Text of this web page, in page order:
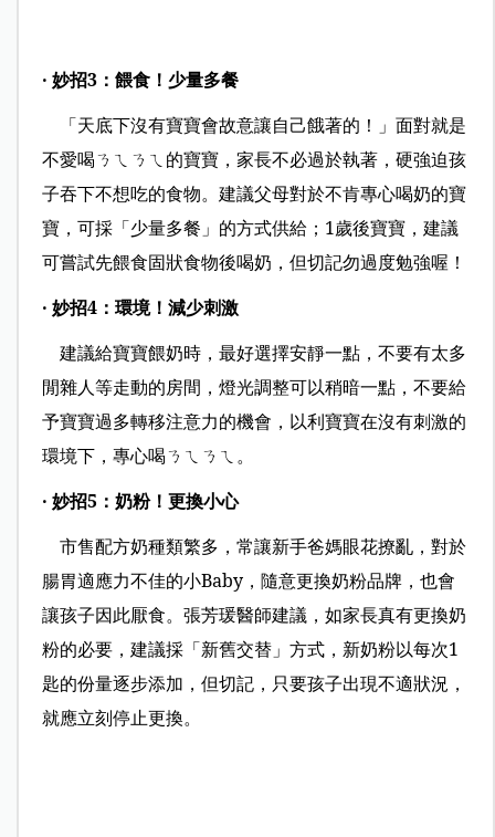
‧ 妙招3：餵食！少量多餐
「天底下沒有寶寶會故意讓自己餓著的！」面對就是
不愛喝ㄋㄟㄋㄟ的寶寶，家長不必過於執著，硬強迫孩
子吞下不想吃的食物。建議父母對於不肯專心喝奶的寶
寶，可採「少量多餐」的方式供給；1歲後寶寶，建議
可嘗試先餵食固狀食物後喝奶，但切記勿過度勉強喔！
‧ 妙招4：環境！減少刺激
建議給寶寶餵奶時，最好選擇安靜一點，不要有太多
閒雜人等走動的房間，燈光調整可以稍暗一點，不要給
予寶寶過多轉移注意力的機會，以利寶寶在沒有刺激的
環境下，專心喝ㄋㄟㄋㄟ。
‧ 妙招5：奶粉！更換小心
市售配方奶種類繁多，常讓新手爸媽眼花撩亂，對於
腸胃適應力不佳的小Baby，隨意更換奶粉品牌，也會
讓孩子因此厭食。張芳瑗醫師建議，如家長真有更換奶
粉的必要，建議採「新舊交替」方式，新奶粉以每次1
匙的份量逐步添加，但切記，只要孩子出現不適狀況，
就應立刻停止更換。